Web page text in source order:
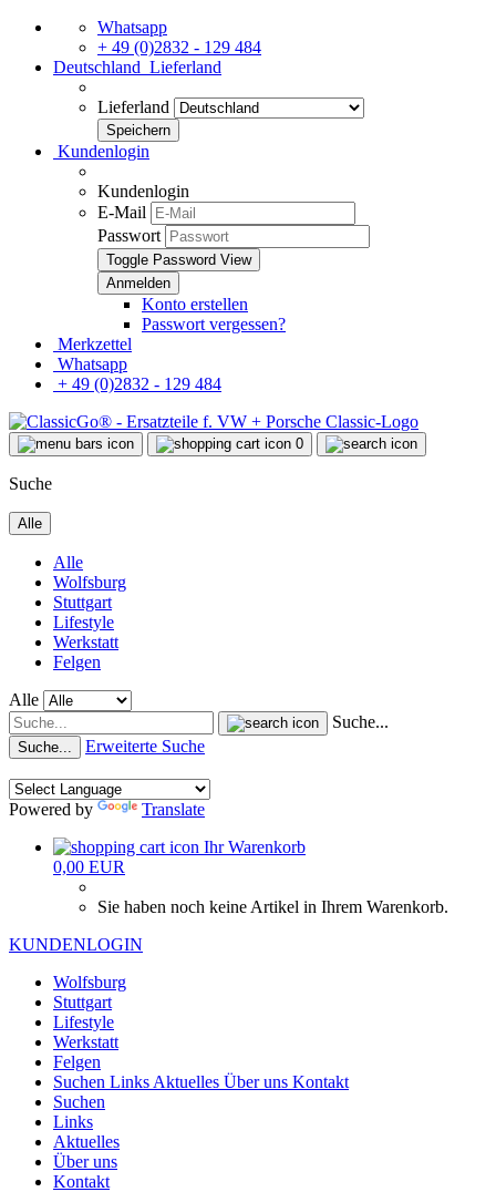
Whatsapp
+ 49 (0)2832 - 129 484
Deutschland Lieferland
Lieferland
Kundenlogin
Kundenlogin
E-Mail
Passwort
Toggle Password View
Konto erstellen
Passwort vergessen?
Merkzettel
Whatsapp
+ 49 (0)2832 - 129 484
0
Suche
Alle
Alle
Wolfsburg
Stuttgart
Lifestyle
Werkstatt
Felgen
Alle
Suche...
Suche... Erweiterte Suche
Powered by
Translate
Ihr Warenkorb
0,00 EUR
Sie haben noch keine Artikel in Ihrem Warenkorb.
KUNDENLOGIN
Wolfsburg
Stuttgart
Lifestyle
Werkstatt
Felgen
Suchen Links Aktuelles Über uns Kontakt
Suchen
Links
Aktuelles
Über uns
Kontakt